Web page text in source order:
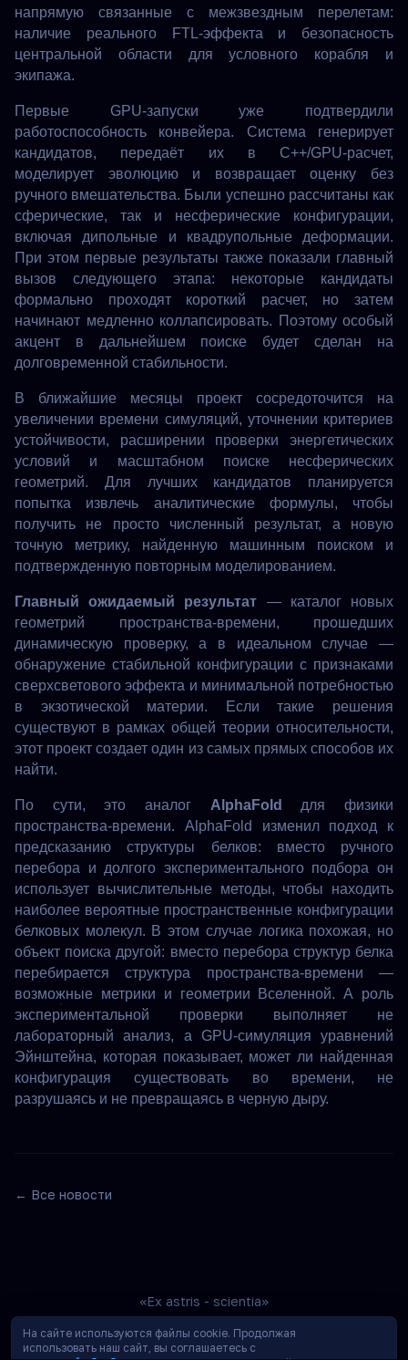
напрямую связанные с межзвездным перелетам:
наличие реального FTL-эффекта и безопасность
центральной области для условного корабля и
экипажа.
Первые GPU-запуски уже подтвердили
работоспособность конвейера. Система генерирует
кандидатов, передаёт их в C++/GPU-расчет,
моделирует эволюцию и возвращает оценку без
ручного вмешательства. Были успешно рассчитаны как
сферические, так и несферические конфигурации,
включая дипольные и квадрупольные деформации.
При этом первые результаты также показали главный
вызов следующего этапа: некоторые кандидаты
формально проходят короткий расчет, но затем
начинают медленно коллапсировать. Поэтому особый
акцент в дальнейшем поиске будет сделан на
долговременной стабильности.
В ближайшие месяцы проект сосредоточится на
увеличении времени симуляций, уточнении критериев
устойчивости, расширении проверки энергетических
условий и масштабном поиске несферических
геометрий. Для лучших кандидатов планируется
попытка извлечь аналитические формулы, чтобы
получить не просто численный результат, а новую
точную метрику, найденную машинным поиском и
подтвержденную повторным моделированием.
Главный ожидаемый результат — каталог новых
геометрий пространства-времени, прошедших
динамическую проверку, а в идеальном случае —
обнаружение стабильной конфигурации с признаками
сверхсветового эффекта и минимальной потребностью
в экзотической материи. Если такие решения
существуют в рамках общей теории относительности,
этот проект создает один из самых прямых способов их
найти.
По сути, это аналог AlphaFold
для физики
пространства-времени. AlphaFold изменил подход к
предсказанию структуры белков: вместо ручного
перебора и долгого экспериментального подбора он
использует вычислительные методы, чтобы находить
наиболее вероятные пространственные конфигурации
белковых молекул. В этом случае логика похожая, но
объект поиска другой: вместо перебора структур белка
перебирается структура пространства-времени —
возможные метрики и геометрии Вселенной. А роль
экспериментальной проверки выполняет не
лабораторный анализ, а GPU-симуляция уравнений
Эйнштейна, которая показывает, может ли найденная
конфигурация существовать во времени, не
разрушаясь и не превращаясь в черную дыру.
← Все новости
«Ex astris - scientia»
На сайте используются файлы cookie. Продолжая
использовать наш сайт, вы соглашаетесь с